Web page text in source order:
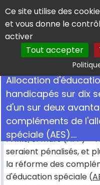
Panneau de gestion des
Ce site utilise des
et vous donne le
activer
Tout accepter
Allocation
handicapés sur dix
d'un sur deux
compléments de
spéciale (AES)....
31
PARIS, 31 mars (AFP)
seraient pénalisés, et
la réforme des
d'éducation spéciale (